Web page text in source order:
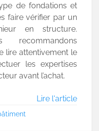
de fondations et
faire vérifier par un
en structure.
recommandons
lire attentivement le
les expertises
avant l’achat.
Lire l'article